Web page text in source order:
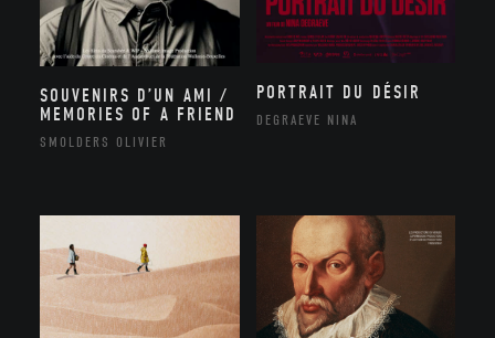
SOUVENIRS D’UN AMI /
MEMORIES OF A FRIEND
SMOLDERS OLIVIER
PORTRAIT DU DÉSIR
DEGRAEVE NINA